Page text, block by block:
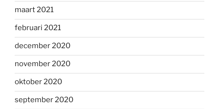
maart 2021
februari 2021
december 2020
november 2020
oktober 2020
september 2020